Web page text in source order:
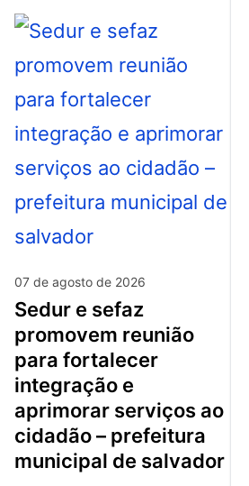
07 de agosto de 2026
sedur e sefaz
promovem reunião
para fortalecer
integração e
aprimorar serviços ao
cidadão – prefeitura
municipal de salvador